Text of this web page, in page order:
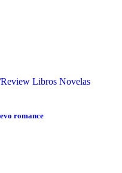
Libros Novelas
romance